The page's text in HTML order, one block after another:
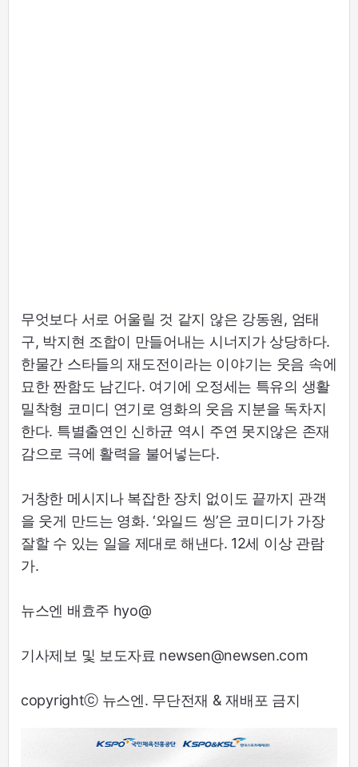
무엇보다 서로 어울릴 것 같지 않은 강동원, 엄태
구, 박지현 조합이 만들어내는 시너지가 상당하다.
한물간 스타들의 재도전이라는 이야기는 웃음 속에
묘한 짠함도 남긴다. 여기에 오정세는 특유의 생활
밀착형 코미디 연기로 영화의 웃음 지분을 독차지
한다. 특별출연인 신하균 역시 주연 못지않은 존재
감으로 극에 활력을 불어넣는다.
거창한 메시지나 복잡한 장치 없이도 끝까지 관객
을 웃게 만드는 영화. ‘와일드 씽’은 코미디가 가장
잘할 수 있는 일을 제대로 해낸다. 12세 이상 관람
가.
뉴스엔 배효주 hyo@
기사제보 및 보도자료 newsen@newsen.com
copyrightⓒ 뉴스엔. 무단전재 & 재배포 금지